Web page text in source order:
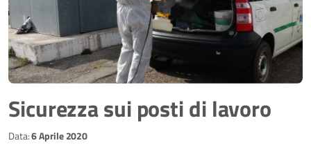
Sicurezza sui posti di lavoro
Data:6 Aprile 2020